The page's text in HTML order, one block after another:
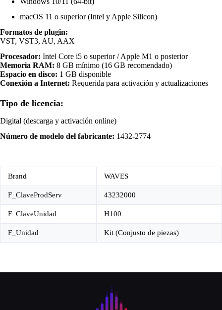
macOS 11 o superior (Intel y Apple Silicon)
Formatos de plugin:
VST, VST3, AU, AAX
Procesador: Intel Core i5 o superior / Apple M1 o posterior
Memoria RAM: 8 GB mínimo (16 GB recomendado)
Espacio en disco: 1 GB disponible
Conexión a Internet: Requerida para activación y actualizaciones
Tipo de licencia:
Digital (descarga y activación online)
Número de modelo del fabricante: 1432-2774
Brand WAVES
F_ClaveProdServ 43232000
F_ClaveUnidad H100
F_Unidad Kit (Conjusto de piezas)